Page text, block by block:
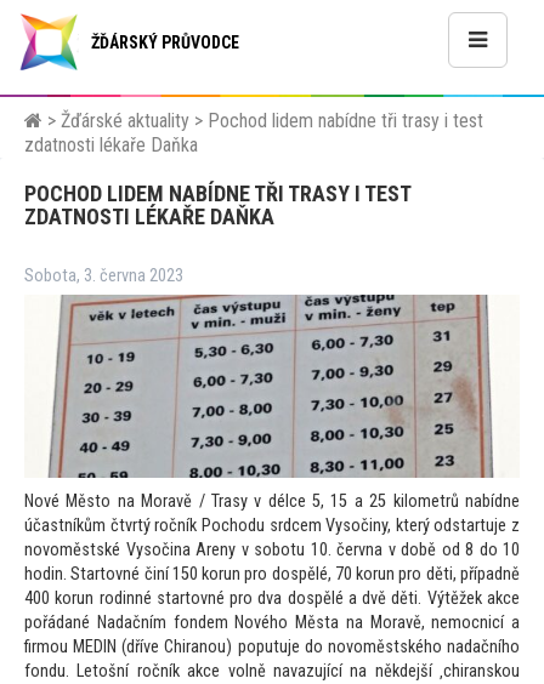
ŽĎÁRSKÝ PRŮVODCE
> Žďárské aktuality > Pochod lidem nabídne tři trasy i test
zdatnosti lékaře Daňka
POCHOD LIDEM NABÍDNE TŘI TRASY I TEST
ZDATNOSTI LÉKAŘE DAŇKA
Sobota, 3. června 2023
Nové Město na Moravě / Trasy v délce 5, 15 a 25 kilometrů nabídne
účastníkům čtvrtý ročník Pochodu srdcem Vysočiny, který odstartuje z
novoměstské Vysočina Areny v sobotu 10. června v době od 8 do 10
hodin. Startovné činí 150 korun pro dospělé, 70 korun pro děti, případně
400 korun rodinné startovné pro dva dospělé a dvě děti. Výtěžek akce
pořádané Nadačním fondem Nového Města na Moravě, nemocnicí a
firmou MEDIN (dříve Chiranou) poputuje do novoměstského nadačního
fondu. Letošní ročník akce volně navazující na někdejší ‚chiranskou